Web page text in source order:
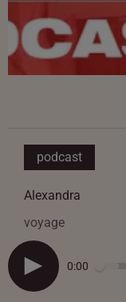
podcast
Alexandra
voyage
0:00